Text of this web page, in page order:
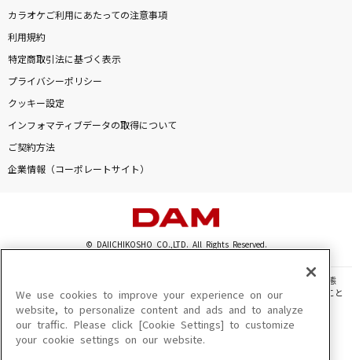
カラオケご利用にあたっての注意事項
利用規約
特定商取引法に基づく表示
プライバシーポリシー
クッキー設定
インフォマティブデータの取得について
ご契約方法
企業情報（コーポレートサイト）
© DAIICHIKOSHO CO.,LTD. All Rights Reserved.
このサイトに掲載されている一切の文章・画像・写真・動画・音声等を、手段や形態
を問わず、著作権法の定める範囲を超えて無断で複製、転載、ファイル化などすること
を禁じます。
楽曲及びコンテンツは、機種によりご利用いただけない場合があります。
楽曲及びコンテンツの配信日、配信内容が変更になる場合があります。
We use cookies to improve your experience on our
website, to personalize content and ads and to analyze
our traffic. Please click [Cookie Settings] to customize
your cookie settings on our website.